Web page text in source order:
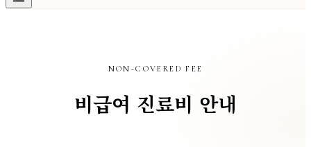
NON-COVERED FEE
비급여 진료비 안내